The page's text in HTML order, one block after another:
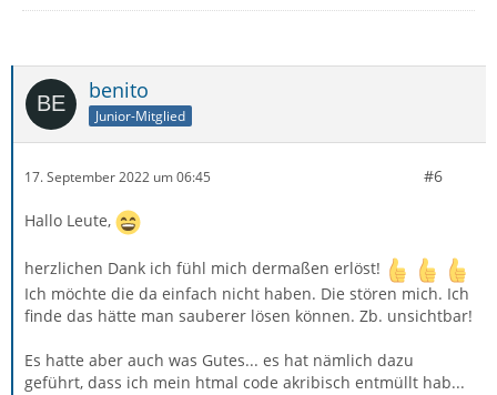
benito
Junior-Mitglied
17. September 2022 um 06:45 #6
Hallo Leute,
herzlichen Dank ich fühl mich dermaßen erlöst!
Ich möchte die da einfach nicht haben. Die stören mich. Ich
finde das hätte man sauberer lösen können. Zb. unsichtbar!
Es hatte aber auch was Gutes... es hat nämlich dazu
geführt, dass ich mein htmal code akribisch entmüllt hab...